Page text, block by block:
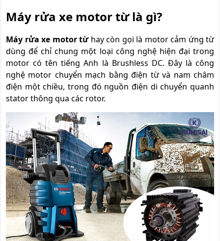
Máy rửa xe motor từ là gì?
Máy rửa xe motor từhay còn gọi là motor cảm ứng từ
dùng để chỉ chung một loại công nghệ hiện đại trong
motor có tên tiếng Anh là Brushless DC. Đây là công
nghệ motor chuyển mạch bằng điện từ và nam châm
điện một chiều, trong đó nguồn điện di chuyển quanh
stator thông qua các rotor.